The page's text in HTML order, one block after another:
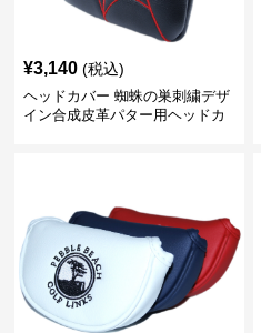
¥3,140 (税込)
ヘッドカバー 蜘蛛の巣刺繍デザ
イン合成皮革パター用ヘッドカ